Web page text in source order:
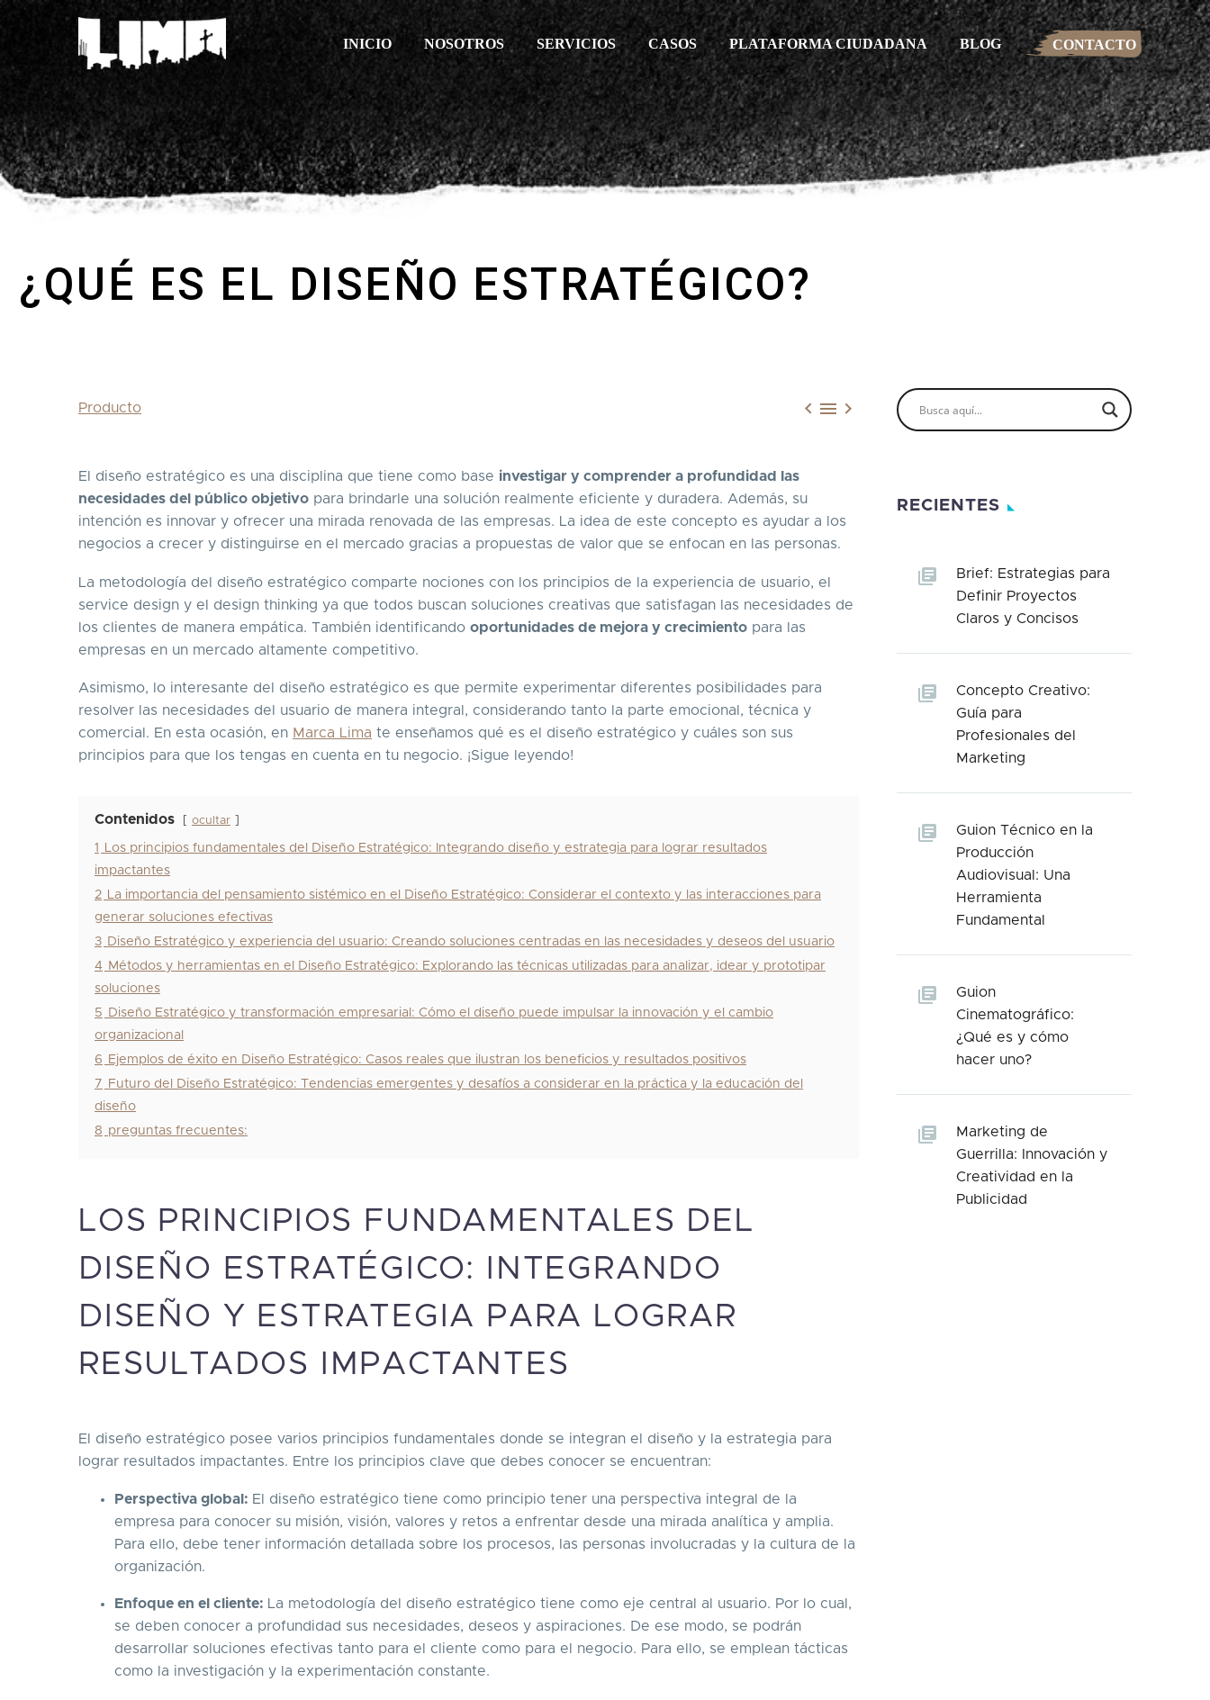
INICIO NOSOTROS SERVICIOS CASOS PLATAFORMA CIUDADANA BLOG CONTACTO
¿QUÉ ES EL DISEÑO ESTRATÉGICO?
  
Producto
El diseño estratégico es una disciplina que tiene como base investigar y comprender a profundidad las
necesidades del público objetivo para brindarle una solución realmente eficiente y duradera. Además, su
intención es innovar y ofrecer una mirada renovada de las empresas. La idea de este concepto es ayudar a los
negocios a crecer y distinguirse en el mercado gracias a propuestas de valor que se enfocan en las personas.
La metodología del diseño estratégico comparte nociones con los principios de la experiencia de usuario, el
service design y el design thinking ya que todos buscan soluciones creativas que satisfagan las necesidades de
los clientes de manera empática. También identificando oportunidades de mejora y crecimiento para las
empresas en un mercado altamente competitivo.
Asimismo, lo interesante del diseño estratégico es que permite experimentar diferentes posibilidades para
resolver las necesidades del usuario de manera integral, considerando tanto la parte emocional, técnica y
comercial. En esta ocasión, en Marca Lima te enseñamos qué es el diseño estratégico y cuáles son sus
principios para que los tengas en cuenta en tu negocio. ¡Sigue leyendo!
Contenidos ocultar
1
Los principios fundamentales del Diseño Estratégico: Integrando diseño y estrategia para lograr resultados
impactantes
2 La importancia del pensamiento sistémico en el Diseño Estratégico: Considerar el contexto y las interacciones para
generar soluciones efectivas
3 Diseño Estratégico y experiencia del usuario: Creando soluciones centradas en las necesidades y deseos del usuario
4 Métodos y herramientas en el Diseño Estratégico: Explorando las técnicas utilizadas para analizar, idear y prototipar
soluciones
5
Diseño Estratégico y transformación empresarial: Cómo el diseño puede impulsar la innovación y el cambio
organizacional
6
Ejemplos de éxito en Diseño Estratégico: Casos reales que ilustran los beneficios y resultados positivos
7
Futuro del Diseño Estratégico: Tendencias emergentes y desafíos a considerar en la práctica y la educación del
diseño
8 preguntas frecuentes:
LOS PRINCIPIOS FUNDAMENTALES DEL
DISEÑO ESTRATÉGICO: INTEGRANDO
DISEÑO Y ESTRATEGIA PARA LOGRAR
RESULTADOS IMPACTANTES
El diseño estratégico posee varios principios fundamentales donde se integran el diseño y la estrategia para
lograr resultados impactantes. Entre los principios clave que debes conocer se encuentran:
Perspectiva global: El diseño estratégico tiene como principio tener una perspectiva integral de la
empresa para conocer su misión, visión, valores y retos a enfrentar desde una mirada analítica y amplia.
Para ello, debe tener información detallada sobre los procesos, las personas involucradas y la cultura de la
organización.
Enfoque en el cliente: La metodología del diseño estratégico tiene como eje central al usuario. Por lo cual,
se deben conocer a profundidad sus necesidades, deseos y aspiraciones. De ese modo, se podrán
desarrollar soluciones efectivas tanto para el cliente como para el negocio. Para ello, se emplean tácticas
como la investigación y la experimentación constante.
RECIENTES
Brief: Estrategias para
Definir Proyectos
Claros y Concisos
Concepto Creativo:
Guía para
Profesionales del
Marketing
Guion Técnico en la
Producción
Audiovisual: Una
Herramienta
Fundamental
Guion
Cinematográfico:
¿Qué es y cómo
hacer uno?
Marketing de
Guerrilla: Innovación y
Creatividad en la
Publicidad